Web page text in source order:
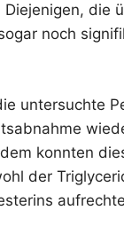
Diejenigen, die
noch
untersuchte
konnten
der